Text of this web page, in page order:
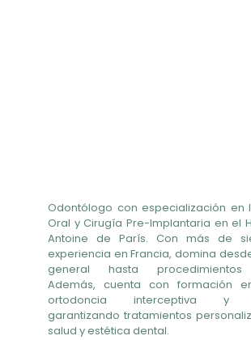
Odontólogo con especialización en
Oral y Cirugía Pre-Implantaria en el
Antoine de París. Con más de
experiencia en Francia, domina
general hasta procedimientos
Además, cuenta con formación
ortodoncia interceptiva y
garantizando tratamientos
salud y estética dental.